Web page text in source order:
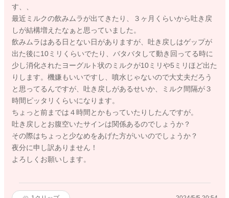
す、、
最近ミルクの飲みムラが出てきたり、３ヶ月くらいから吐き戻
しが結構増えたなぁと思っていました。
飲みムラはある日とない日がありますが、吐き戻しはゲップが
出た後に10ミリくらいでたり、バタバタして動き回ってる時に
少し消化されたヨーグルト状のミルクが10ミリや5ミリほど出た
りします。機嫌もいいですし、噴水じゃないので大丈夫だろう
と思ってるんですが、吐き戻しがあるせいか、ミルク間隔が３
時間ピッタリくらいになります。
ちょっと前までは４時間とかもっていたりしたんですが。
吐き戻しとお腹空いたサインは関係あるのでしょうか？
その際はちょっと少なめをあげた方がいいのでしょうか？
夜分に申し訳ありません！
よろしくお願いします。